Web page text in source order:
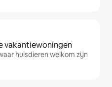
vakantiewoningen
huisdieren welkom zijn